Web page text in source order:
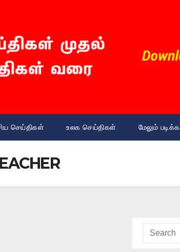
செய்திகள் உலக செய்திகள் மேலும் படிக்க